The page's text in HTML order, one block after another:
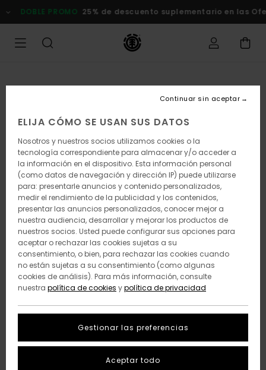
la
DOBLE PROMO 25% de descuento suplementario en las Ofertas
ELIJA CÓMO SE USAN SUS DATOS
Nosotros y nuestros socios utilizamos cookies o la
tecnología correspondiente para almacenar y/o acceder a
la información en el dispositivo. Esta información personal
(como datos de navegación y dirección IP) puede utilizarse
para: presentarle anuncios y contenido personalizados,
medir el rendimiento de la publicidad y los contenidos,
presentar las anuncios personalizados, conocer mejor a
nuestra audiencia, desarrollar y mejorar los productos de
nuestros socios. Usted puede configurar sus opciones para
aceptar o rechazar las cookies sujetas a su
consentimiento, o bien, para rechazar las cookies cuando
no están sujetas a su consentimiento (como algunas
cookies de análisis). Para más información, consulte
nuestra política de cookies ypolítica de privacidad
Gestionar las preferencias
Continuar sin aceptar
Aceptar todo